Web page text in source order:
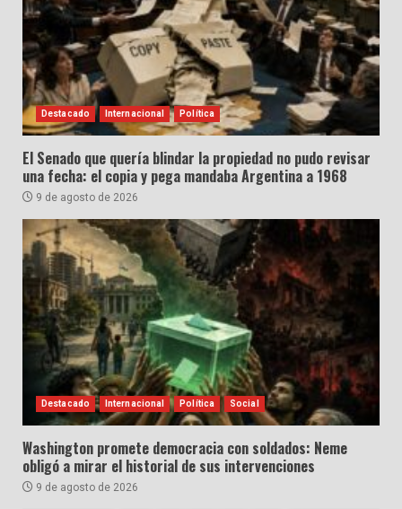
Destacado Internacional Política
El Senado que quería blindar la propiedad no pudo revisar
una fecha: el copia y pega mandaba Argentina a 1968
9 de agosto de 2026
Destacado Internacional Política Social
Washington promete democracia con soldados: Neme
obligó a mirar el historial de sus intervenciones
9 de agosto de 2026